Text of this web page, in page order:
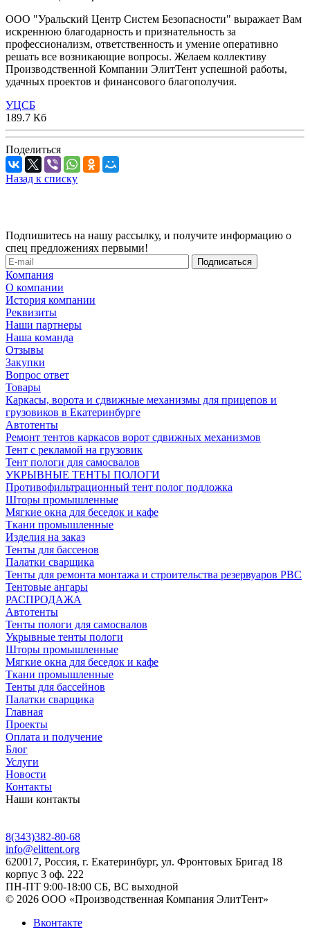
ООО "Уральский Центр Систем Безопасности" выражает Вам
искреннюю благодарность и признательность за
профессионализм, ответственность и умение оперативно
решать все возникающие вопросы. Желаем коллективу
Производственной Компании ЭлитТент успешной работы,
удачных проектов и финансового благополучия.
УЦСБ
189.7 Кб
Поделиться
Назад к списку
Подпишитесь на нашу рассылку, и получите информацию о
спец предложениях первыми!
Компания
О компании
История компании
Реквизиты
Наши партнеры
Наша команда
Отзывы
Закупки
Вопрос ответ
Товары
Каркасы, ворота и сдвижные механизмы для прицепов и
грузовиков в Екатеринбурге
Автотенты
Ремонт тентов каркасов ворот сдвижных механизмов
Тент с рекламой на грузовик
Тент пологи для самосвалов
УКРЫВНЫЕ ТЕНТЫ ПОЛОГИ
Противофильтрационный тент полог подложка
Шторы промышленные
Мягкие окна для беседок и кафе
Ткани промышленные
Изделия на заказ
Тенты для бассенов
Палатки сварщика
Тенты для ремонта монтажа и строительства резервуаров РВС
Тентовые ангары
РАСПРОДАЖА
Автотенты
Тенты пологи для самосвалов
Укрывные тенты пологи
Шторы промышленные
Мягкие окна для беседок и кафе
Ткани промышленные
Тенты для бассейнов
Палатки сварщика
Главная
Проекты
Оплата и получение
Блог
Услуги
Новости
Контакты
Наши контакты
8(343)382-80-68
info@elittent.org
620017, Россия, г. Екатеринбург, ул. Фронтовых Бригад 18
корпус 3 оф. 222
ПН-ПТ 9:00-18:00 СБ, ВС выходной
© 2026 ООО «Производственная Компания ЭлитТент»
Вконтакте